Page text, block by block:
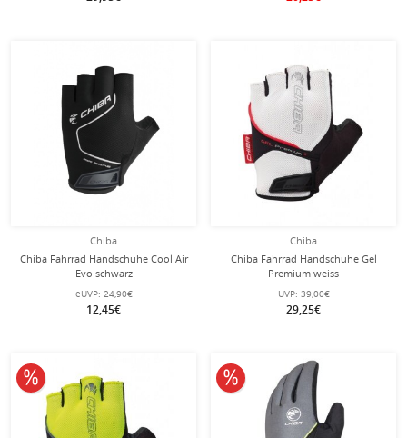
Chiba
Chiba Fahrrad Handschuhe Cool Air
Evo schwarz
eUVP: 24,90€
12,45€
Chiba
Chiba Fahrrad Handschuhe Gel
Premium weiss
UVP: 39,00€
29,25€
10% reduziert 10% reduziert